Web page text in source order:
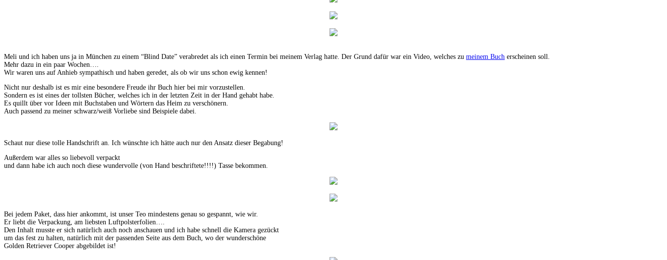
Meli und ich haben uns ja in München zu einem “Blind Date” verabredet als ich einen Termin bei meinem Verlag hatte. Der Grund dafür war ein Video, welches zu meinem Buch erscheinen soll.
Mehr dazu in ein paar Wochen….
Wir waren uns auf Anhieb sympathisch und haben geredet, als ob wir uns schon ewig kennen!
Nicht nur deshalb ist es mir eine besondere Freude ihr Buch hier bei mir vorzustellen.
Sondern es ist eines der tollsten Bücher, welches ich in der letzten Zeit in der Hand gehabt habe.
Es quillt über vor Ideen mit Buchstaben und Wörtern das Heim zu verschönern.
Auch passend zu meiner schwarz/weiß Vorliebe sind Beispiele dabei.
Schaut nur diese tolle Handschrift an. Ich wünschte ich hätte auch nur den Ansatz dieser Begabung!
Außerdem war alles so liebevoll verpackt
und dann habe ich auch noch diese wundervolle (von Hand beschriftete!!!!) Tasse bekommen.
Bei jedem Paket, dass hier ankommt, ist unser Teo mindestens genau so gespannt, wie wir.
Er liebt die Verpackung, am liebsten Luftpolsterfolien….
Den Inhalt musste er sich natürlich auch noch anschauen und ich habe schnell die Kamera gezückt
um das fest zu halten, natürlich mit der passenden Seite aus dem Buch, wo der wunderschöne
Golden Retriever Cooper abgebildet ist!